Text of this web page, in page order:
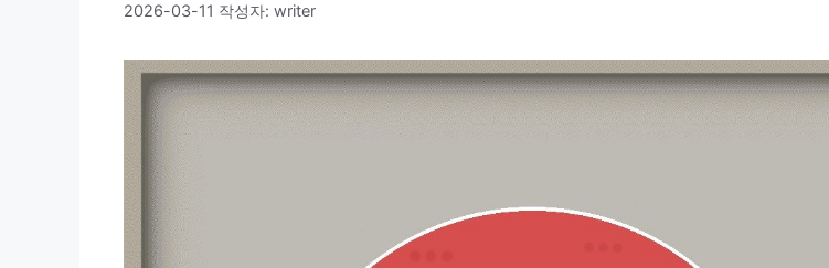
2026-03-11 작성자: writer